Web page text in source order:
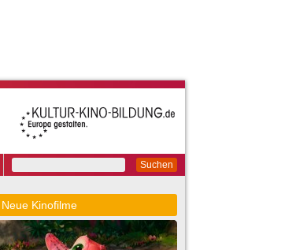
Suchen
Neue Kinofilme